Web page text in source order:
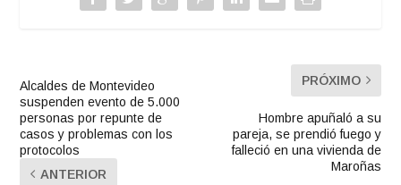
Alcaldes de Montevideo
suspenden evento de 5.000
personas por repunte de
casos y problemas con los
protocolos
ANTERIOR
PRÓXIMO
Hombre apuñaló a su
pareja, se prendió fuego y
falleció en una vivienda de
Maroñas